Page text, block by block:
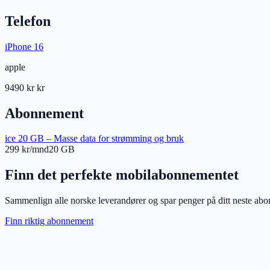
Telefon
iPhone 16
apple
9490 krkr
Abonnement
ice 20 GB – Masse data for strømming og bruk
299 kr/mnd20 GB
Finn det perfekte mobilabonnementet
Sammenlign alle norske leverandører og spar penger på ditt neste
Finn riktig abonnement